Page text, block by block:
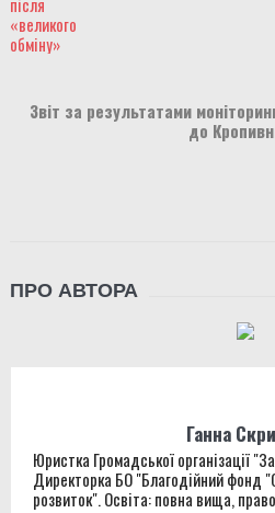
Звіт за результатами
до
ПРО АВТОРА
Ганна
Юристка Громадської організації
Директорка БО "Благодійний фонд
розвиток". Освіта: повна вища, право